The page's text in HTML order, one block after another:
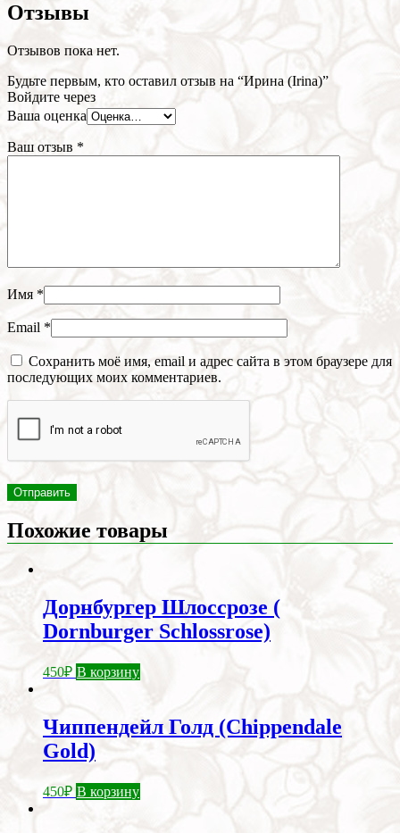
Отзывы
Отзывов пока нет.
Будьте первым, кто оставил отзыв на “Ирина (Irina)”
Войдите через
Ваша оценка
Ваш отзыв *
Имя *
Email *
Сохранить моё имя, email и адрес сайта в этом браузере для
последующих моих комментариев.
Похожие товары
Дорнбургер Шлоссрозе (
Dornburger Schlossrose)
450₽ В корзину
Чиппендейл Голд (Chippendale
Gold)
450₽ В корзину